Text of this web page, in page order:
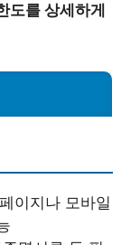
도를 상세하게
이지나 모바일